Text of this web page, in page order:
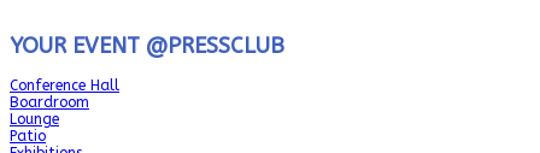
YOUR EVENT @PRESSCLUB
Conference Hall
Boardroom
Lounge
Patio